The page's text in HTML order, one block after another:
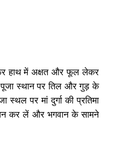
हाथ में अक्षत और फूल लेकर
स्थान पर तिल और गुड़ के
पर मां दुर्गा की प्रतिमा
कर लें और भगवान के सामने